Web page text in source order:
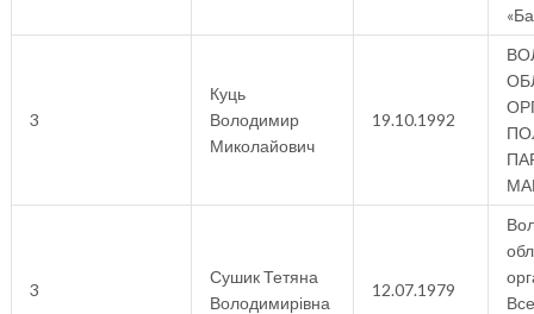
3
Куць
Володимир
Миколайович
19.10.1992
3
Сушик Тетяна
Володимирівна
12.07.1979